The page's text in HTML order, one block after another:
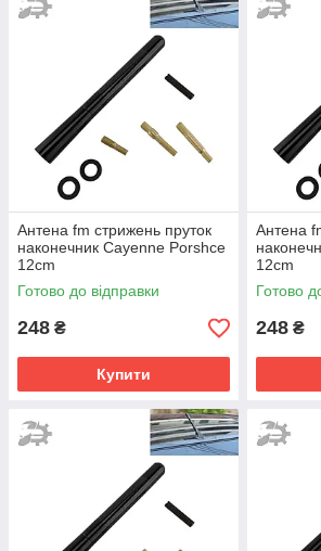
Антена fm стрижень пруток
наконечник Cayenne Porshce
12cm
Готово до відправки
248 ₴
Купити
Антена
12cm
Готово
248 ₴